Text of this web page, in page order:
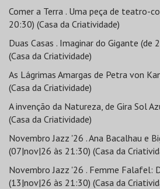
Comer a Terra . Uma peça de teatro-
20:30) (Casa da Criatividade)
Duas Casas . Imaginar do Gigante
(Casa da Criatividade)
As Lágrimas Amargas de Petra von
(Casa da Criatividade)
A invenção da Natureza, de Gira Sol
(Casa da Criatividade)
Novembro Jazz '26 . Ana Bacalhau e
(07|nov|26 às 21:30) (Casa da
Novembro Jazz '26 . Femme Falafel:
(13|nov|26 às 21:30) (Casa da